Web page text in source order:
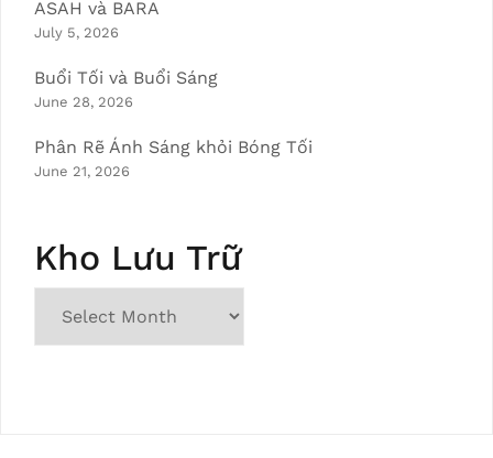
ASAH và BARA
July 5, 2026
Buổi Tối và Buổi Sáng
June 28, 2026
Phân Rẽ Ánh Sáng khỏi Bóng Tối
June 21, 2026
Kho Lưu Trữ